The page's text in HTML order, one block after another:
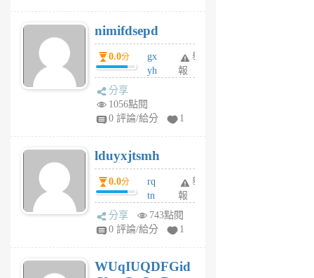
U
5
個
月
nimifdsepd
0.0分
gx
yh
jl
月
前
舉
報
分享
1056點閱
0 評論/給分
1
lduyxjtsmh
0.0分
rq
tn
jt
gl
個
舉
報
分享
743點閱
0 評論/給分
1
WUqIUQDFGid